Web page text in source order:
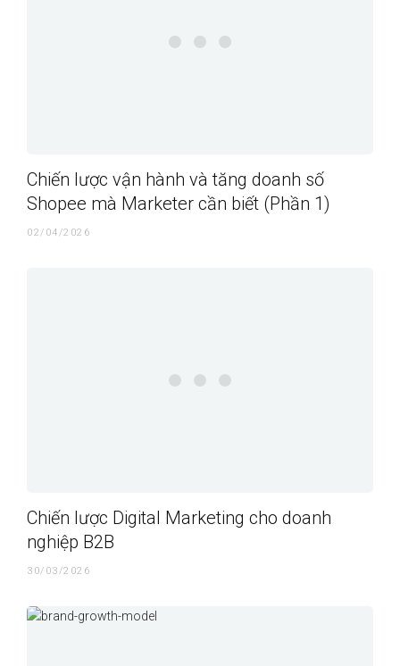
Chiến lược vận hành và tăng doanh số
Shopee mà Marketer cần biết (Phần 1)
02/04/2026
Chiến lược Digital Marketing cho doanh
nghiệp B2B
30/03/2026